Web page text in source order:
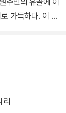
가득하다. 이 유
것이다.
한 여정은 우리
하다. 인간은 오
리